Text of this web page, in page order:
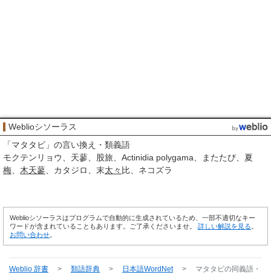
Weblioシソーラス
「マタタビ 」の言い換え・類義語
モクテンリョウ
天蓼 股旅 Actinidia polygama またたび
夏
梅
木天蓼 カタジロ 末太々 比 ネコズラ
Weblioシソーラスはプログラムで自動的に生成されているため、一部不適切なキー
ワードが含まれていることもあります。ご了承くださいませ。 詳しい解説を見る。
お問い合わせ。
Weblio 辞書 > 類語辞典 > 日本語WordNet > マタタビの同義語・